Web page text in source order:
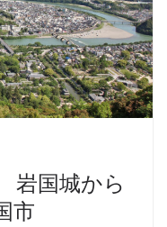
岩国城から
市